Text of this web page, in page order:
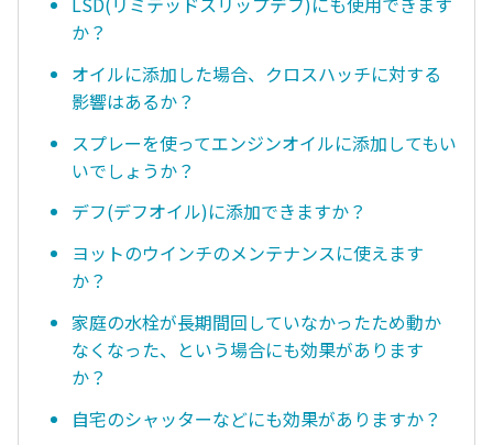
か？
オイルに添加した場合、クロスハッチに対する
影響はあるか？
スプレーを使ってエンジンオイルに添加してもい
いでしょうか？
デフ(デフオイル)に添加できますか？
ヨットのウインチのメンテナンスに使えます
か？
家庭の水栓が長期間回していなかったため動か
なくなった、という場合にも効果があります
か？
自宅のシャッターなどにも効果がありますか？